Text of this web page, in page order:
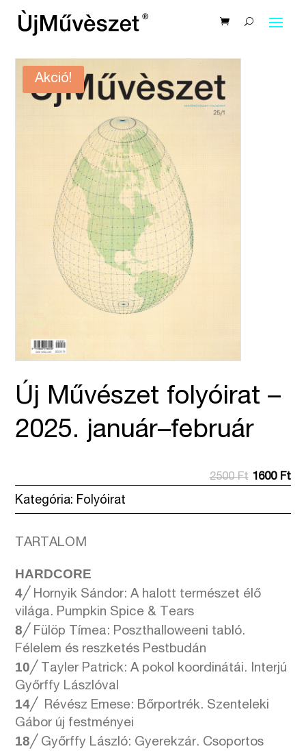
Akció!
Új Művészet folyóirat –
2025. január–február
2500Ft Original
1600 Ft
Kategória: Folyóirat
TARTALOM
HARDCORE
4╱ Hornyik Sándor: A halott természet élő
világa. Pumpkin Spice & Tears
8╱ Fülöp Tímea: Poszthalloweeni tabló.
Félelem és reszketés Pestbudán
10╱ Tayler Patrick: A pokol koordinátái. Interjú
Győrffy Lászlóval
14╱ Révész Emese: Bőrportrék. Szenteleki
Gábor új festményei
18╱ Győrffy László: Gyerekzár. Csoportos